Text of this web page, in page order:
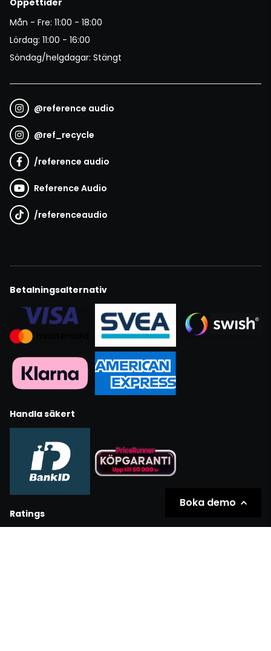
Öppettider
Mån - Fre: 11:00 - 18:00
Lördag: 11:00 - 16:00
Söndag/helgdagar: Stängt
@reference audio
@ref_recycle
/reference audio
Reference Audio
/referenceaudio
Betalningsalternativ
Handla säkert
Ratings
Boka demo